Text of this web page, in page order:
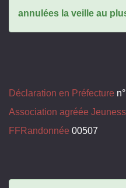
annulées la veille au
Déclaration en Préfecture
Association agréée
FFRandonnée 00507